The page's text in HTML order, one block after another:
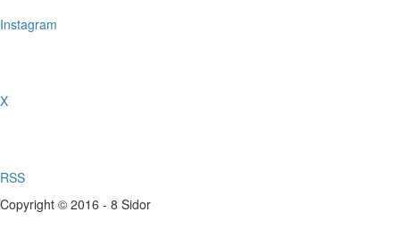
Instagram
X
RSS
Copyright © 2016 - 8 Sidor